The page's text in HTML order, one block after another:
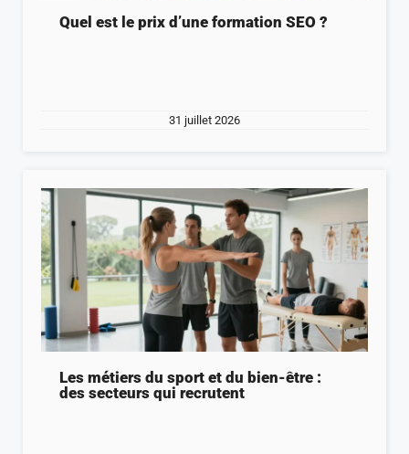
Quel est le prix d’une formation SEO ?
31 juillet 2026
Les métiers du sport et du bien-être :
des secteurs qui recrutent